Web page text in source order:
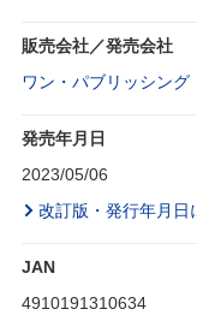
販売会社／発売会社
ワン・パブリッシング
発売年月日
2023/05/06
改訂版・発行年月日
JAN
4910191310634